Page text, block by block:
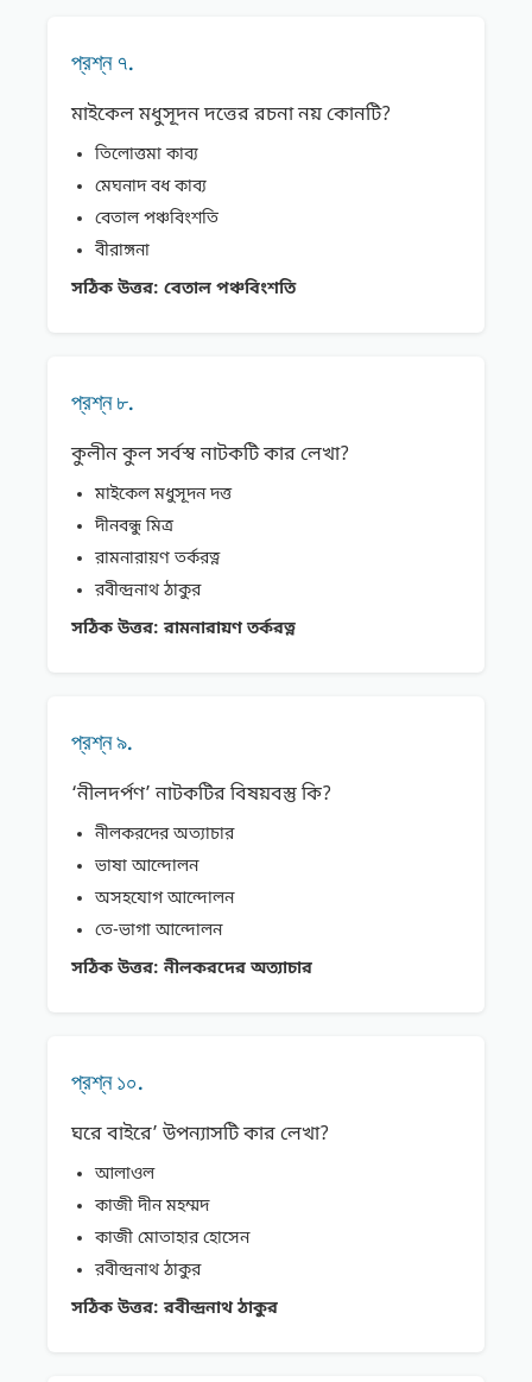
প্রশ্ন ৭.
মাইকেল মধুসূদন দত্তের রচনা নয় কোনটি?
তিলােত্তমা কাব্য
মেঘনাদ বধ কাব্য
বেতাল পঞ্চবিংশতি
বীরাঙ্গনা
সঠিক উত্তর: বেতাল পঞ্চবিংশতি
প্রশ্ন ৮.
কুলীন কুল সর্বস্ব নাটকটি কার লেখা?
মাইকেল মধুসূদন দত্ত
দীনবন্ধু মিত্র
রামনারায়ণ তর্করত্ন
রবীন্দ্রনাথ ঠাকুর
সঠিক উত্তর: রামনারায়ণ তর্করত্ন
প্রশ্ন ৯.
‘নীলদর্পণ’ নাটকটির বিষয়বস্তু কি?
নীলকরদের অত্যাচার
ভাষা আন্দোলন
অসহযােগ আন্দোলন
তে-ভাগা আন্দোলন
সঠিক উত্তর: নীলকরদের অত্যাচার
প্রশ্ন ১০.
ঘরে বাইরে’ উপন্যাসটি কার লেখা?
আলাওল
কাজী দীন মহম্মদ
কাজী মােতাহার হােসেন
রবীন্দ্রনাথ ঠাকুর
সঠিক উত্তর: রবীন্দ্রনাথ ঠাকুর